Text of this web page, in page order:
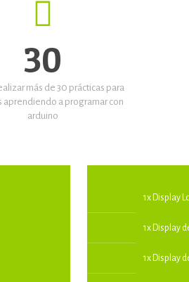
30
más de 30 prácticas para
aprendiendo a programar con
arduino
1x Display
1x Display
1x Display